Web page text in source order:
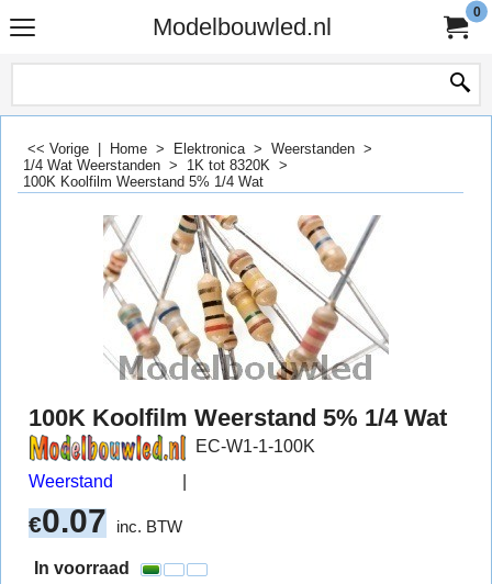
Modelbouwled.nl
0
<< Vorige Home > Elektronica> Weerstanden >
1/4 Wat Weerstanden > 1K tot 8320K >
100K Koolfilm Weerstand 5% 1/4 Wat
100K Koolfilm Weerstand 5% 1/4 Wat
Weerstand
EC-W1-1-100K
€0.07 inc. BTW
In voorraad